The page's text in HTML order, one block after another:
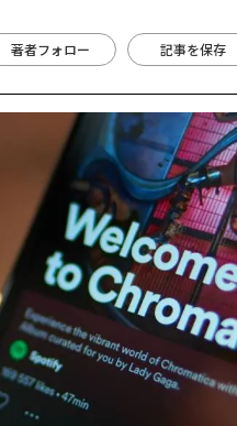
著者フォロー 記事を保存